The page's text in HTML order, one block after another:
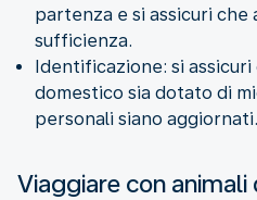
partenza e si assicuri che
sufficienza.
Identificazione: si assicuri
domestico sia dotato di
personali siano aggiornati.
Viaggiare con animali